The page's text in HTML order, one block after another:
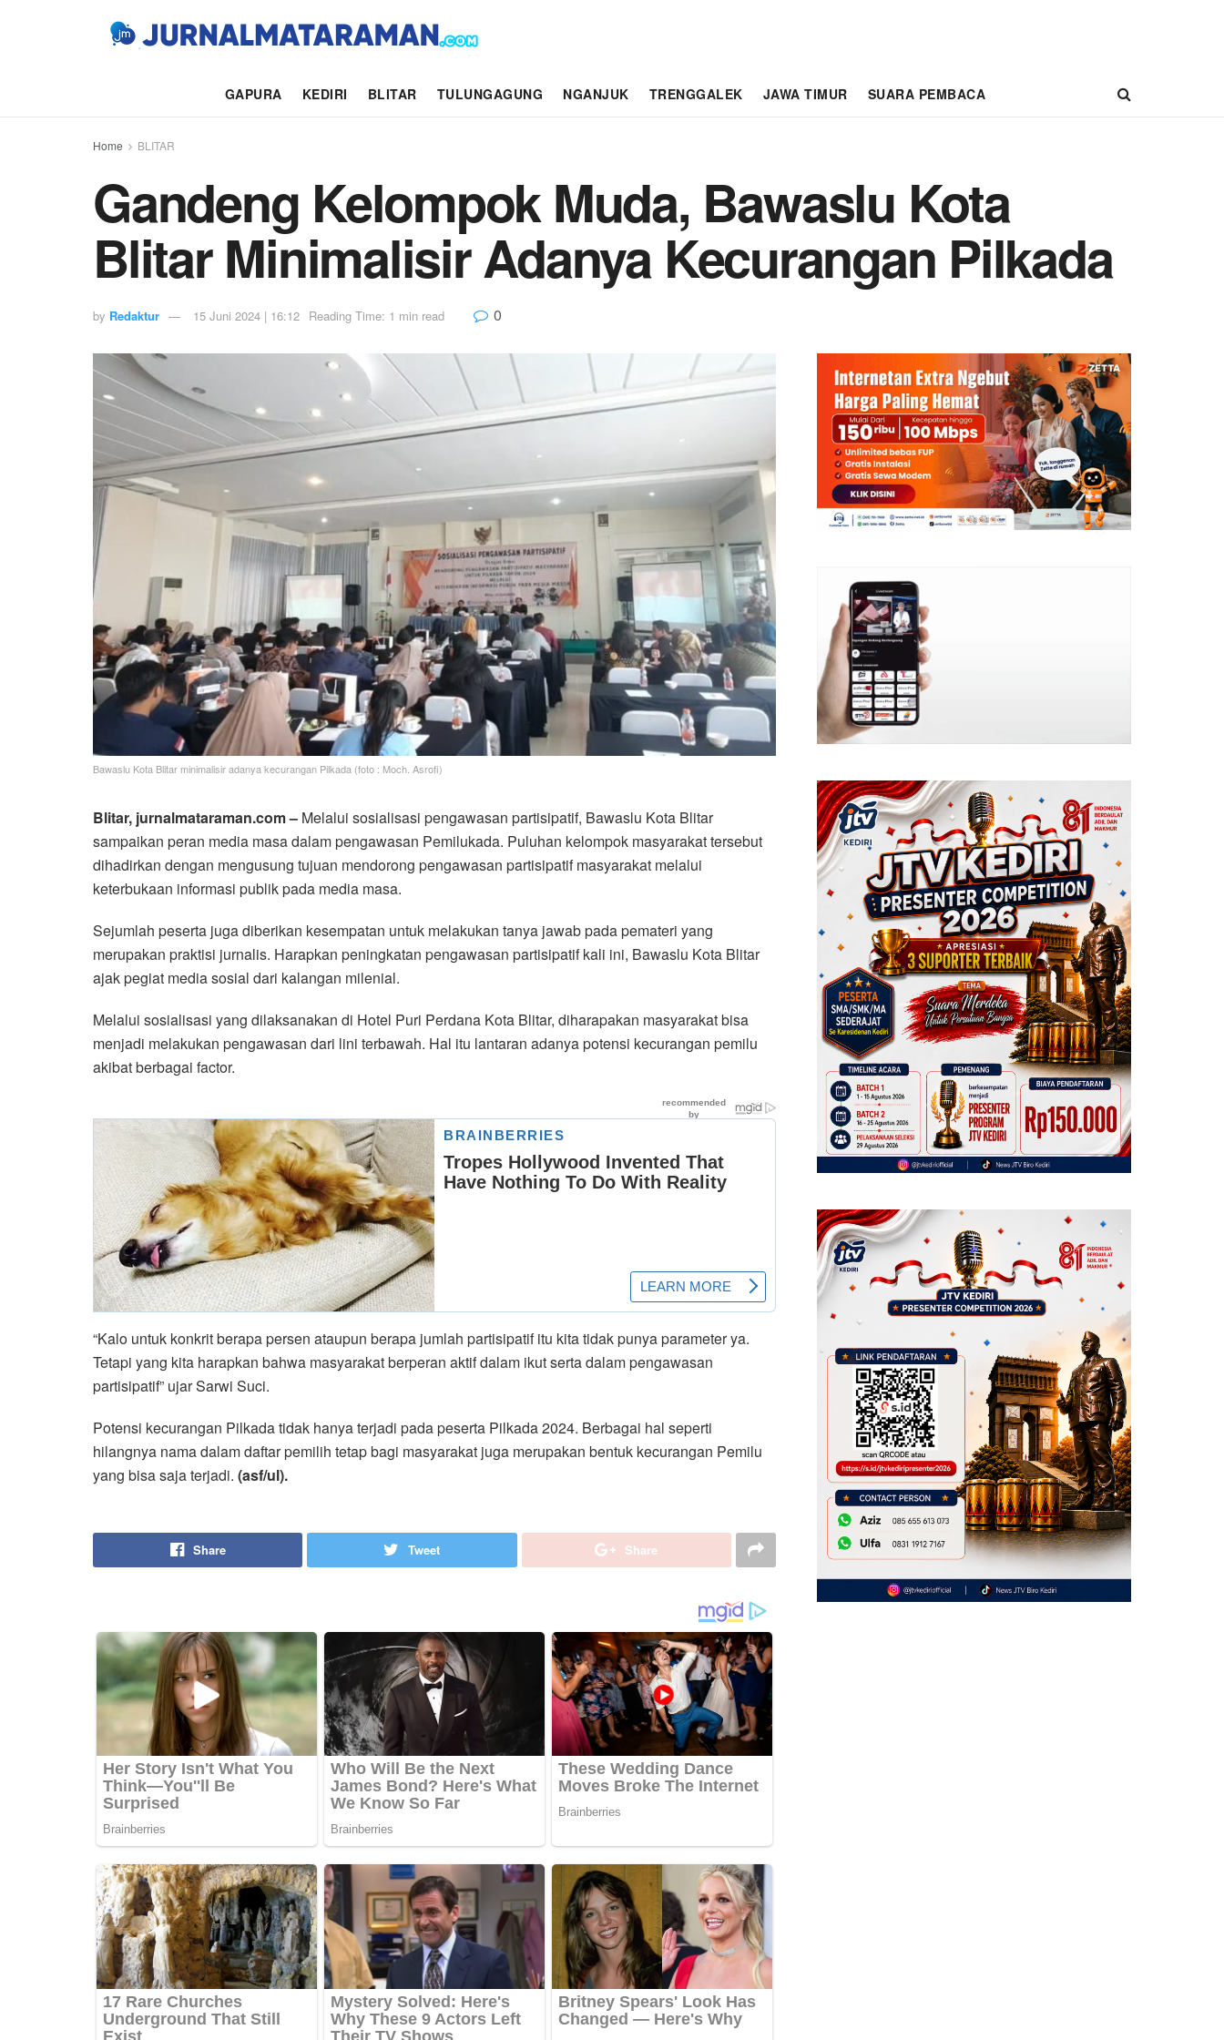
GAPURA KEDIRI BLITAR TULUNGAGUNG NGANJUK TRENGGALEK JAWA TIMUR SUARA PEMBACA
Home BLITAR
Gandeng Kelompok Muda, Bawaslu Kota
Blitar Minimalisir Adanya Kecurangan Pilkada
by Redaktur 15 Juni 2024 | 16:12 Reading Time: 1 min read 0
Bawaslu Kota Blitar minimalisir adanya kecurangan Pilkada (foto : Moch. Asrofi)
Blitar, jurnalmataraman.com – Melalui sosialisasi pengawasan partisipatif, Bawaslu Kota Blitar
sampaikan peran media masa dalam pengawasan Pemilukada. Puluhan kelompok masyarakat tersebut
dihadirkan dengan mengusung tujuan mendorong pengawasan partisipatif masyarakat melalui
keterbukaan informasi publik pada media masa.
Sejumlah peserta juga diberikan kesempatan untuk melakukan tanya jawab pada pemateri yang
merupakan praktisi jurnalis. Harapkan peningkatan pengawasan partisipatif kali ini, Bawaslu Kota Blitar
ajak pegiat media sosial dari kalangan milenial.
Melalui sosialisasi yang dilaksanakan di Hotel Puri Perdana Kota Blitar, diharapakan masyarakat bisa
menjadi melakukan pengawasan dari lini terbawah. Hal itu lantaran adanya potensi kecurangan pemilu
akibat berbagai factor.
“Kalo untuk konkrit berapa persen ataupun berapa jumlah partisipatif itu kita tidak punya parameter ya.
Tetapi yang kita harapkan bahwa masyarakat berperan aktif dalam ikut serta dalam pengawasan
partisipatif” ujar Sarwi Suci.
Potensi kecurangan Pilkada tidak hanya terjadi pada peserta Pilkada 2024. Berbagai hal seperti
hilangnya nama dalam daftar pemilih tetap bagi masyarakat juga merupakan bentuk kecurangan Pemilu
yang bisa saja terjadi. (asf/ul).
Share Tweet Share